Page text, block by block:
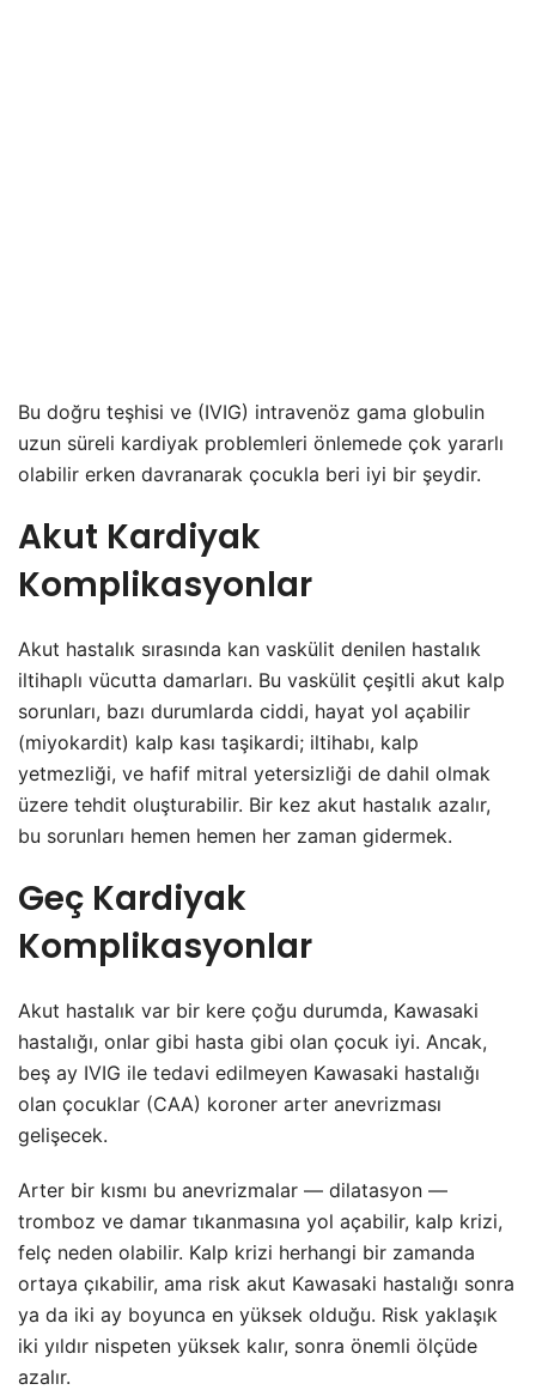
Bu doğru teşhisi ve (IVIG) intravenöz gama globulin
uzun süreli kardiyak problemleri önlemede çok yararlı
olabilir erken davranarak çocukla beri iyi bir şeydir.
Akut Kardiyak
Komplikasyonlar
Akut hastalık sırasında kan vaskülit denilen hastalık
iltihaplı vücutta damarları. Bu vaskülit çeşitli akut kalp
sorunları, bazı durumlarda ciddi, hayat yol açabilir
(miyokardit) kalp kası taşikardi; iltihabı, kalp
yetmezliği, ve hafif mitral yetersizliği de dahil olmak
üzere tehdit oluşturabilir. Bir kez akut hastalık azalır,
bu sorunları hemen hemen her zaman gidermek.
Geç Kardiyak
Komplikasyonlar
Akut hastalık var bir kere çoğu durumda, Kawasaki
hastalığı, onlar gibi hasta gibi olan çocuk iyi. Ancak,
beş ay IVIG ile tedavi edilmeyen Kawasaki hastalığı
olan çocuklar (CAA) koroner arter anevrizması
gelişecek.
Arter bir kısmı bu anevrizmalar — dilatasyon —
tromboz ve damar tıkanmasına yol açabilir, kalp krizi,
felç neden olabilir. Kalp krizi herhangi bir zamanda
ortaya çıkabilir, ama risk akut Kawasaki hastalığı sonra
ya da iki ay boyunca en yüksek olduğu. Risk yaklaşık
iki yıldır nispeten yüksek kalır, sonra önemli ölçüde
azalır.